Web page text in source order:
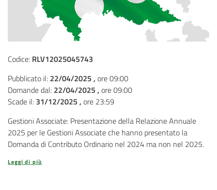
Codice: RLV12025045743
Pubblicato il: 22/04/2025 , ore 09:00
Domande dal: 22/04/2025 , ore 09:00
Scade il: 31/12/2025 , ore 23:59
Gestioni Associate: Presentazione della Relazione Annuale
2025 per le Gestioni Associate che hanno presentato la
Domanda di Contributo Ordinario nel 2024 ma non nel 2025.
Leggi di più